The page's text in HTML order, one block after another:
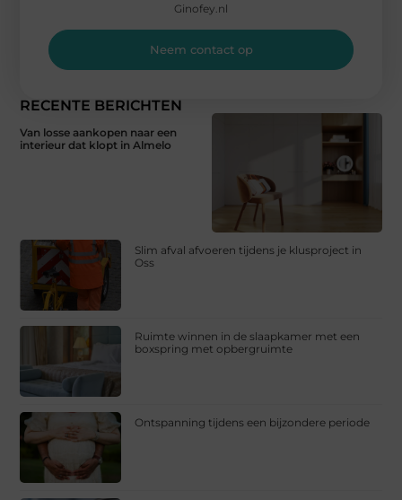
RECENTE BERICHTEN
Van losse aankopen naar een
interieur dat klopt in Almelo
Slim afval afvoeren tijdens je klusproject in
Oss
Ruimte winnen in de slaapkamer met een
boxspring met opbergruimte
Ontspanning tijdens een bijzondere periode
Ginofey.nl
Neem contact op